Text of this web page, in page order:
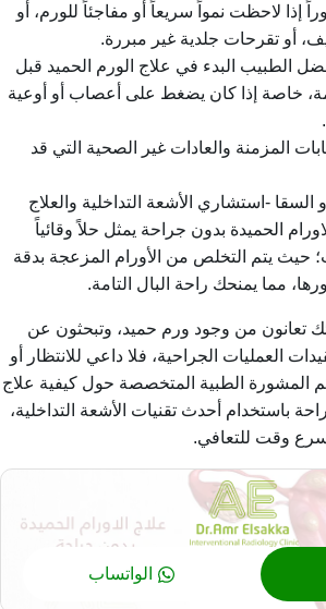
إذا لاحظت نمواً سريعاً أو مفاجئاً للورم، أو
أو تقرحات جلدية غير مبررة.
الطبيب البدء في علاج الورم الحميد قبل
خاصة إذا كان يضغط على أعصاب أو أوعية
المزمنة والعادات غير الصحية التي قد
السقا -استشاري الأشعة التداخلية والعلاج
الحميدة بدون جراحة يمثل حلاً وقائياً
حيث يتم التخلص من الأورام المزعجة بدقة
مما يمنحك راحة البال التامة.
تعانون من وجود ورم حميد، وتبحثون عن
العمليات الجراحية، فلا داعي للانتظار أو
المشورة الطبية المتخصصة حول كيفية علاج
باستخدام أحدث تقنيات الأشعة التداخلية،
وقت للتعافي.
الواتساب